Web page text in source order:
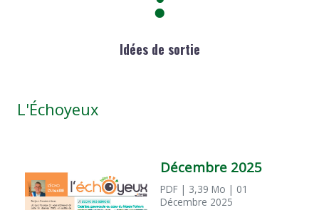
Idées de sortie
L'Échoyeux
Décembre 2025
PDF | 3,39 Mo | 01
Décembre 2025